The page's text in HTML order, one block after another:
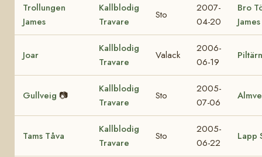
Trollungen
James
Kallblodig
Travare
Sto
2007-
04-20
Bro
James
Joar
Kallblodig
Travare
Valack
2006-
06-19
Gullveig 📷
Kallblodig
Travare
Sto
2005-
07-06
Tams Tåva
Kallblodig
Travare
Sto
2005-
06-22
Lapp